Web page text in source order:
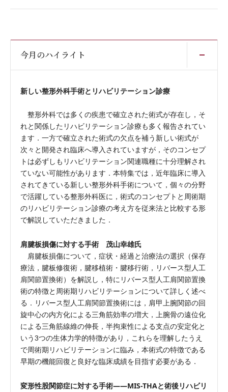
今月のハイライト
新しい整形外科手術とリハビリテーション診療
整形外科では多くの疾患で確立された術式が存在し，そ
れと関係したリハビリテーション診療も多く報告されてい
ます．一方で確立された術式の欠点を補う新しい術式が
次々と開発され臨床へ導入されていますが，そのコンセプ
トは必ずしもリハビリテーション関連職種に十分理解され
ていない可能性があります．本特集では，近年臨床に導入
されてきている新しい整形外科手術について，個々の分野
で活躍している整形外科医に，術式のコンセプトと周術期
のリハビリテーション診療の考え方を従来法と比較する形
で解説していただきました．
肩腱板損傷に対する手術 茂山幸雄氏
肩腱板損傷について，症状・経過と治療法の選択（保存
療法，腱板修復術，腱移植術・腱移行術，リバース型人工
肩関節置換術）を解説し，特にリバース型人工肩関節置換
術の特徴と周術期リハビリテーションについて詳しく述べ
る．リバース型人工肩関節置換術には，肩甲上腕関節の回
旋中心の内方化による三角筋効率の増大，上腕骨の遠位化
による三角筋線維の伸長，半拘束性による支点の安定化と
いう3つの生体力学的特徴があり，これらを理解したうえ
で周術期リハビリテーションに臨み，本術式の特徴である
早期の機能回復と良好な臨床成績を目指す必要がある．
変形性股関節症に対する手術――MIS-THAと術後リハビリ